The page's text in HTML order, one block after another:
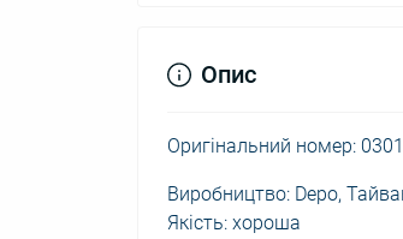
Опис
Оригінальний номер:
Виробництво: Depo,
Якість: хороша